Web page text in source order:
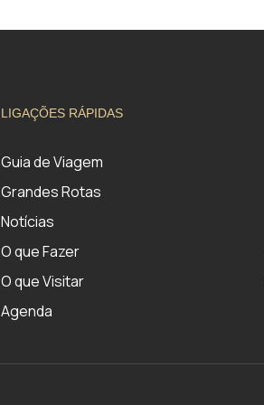
LIGAÇÕES RÁPIDAS
Guia de Viagem
Grandes Rotas
Notícias
O que Fazer
O que Visitar
Agenda